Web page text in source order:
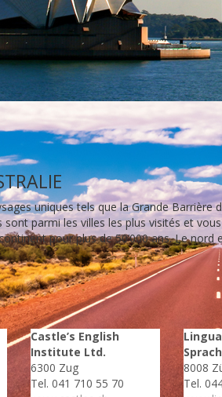
uniques tels que la Grande Barrière
parmi les villes les plus visités et
pour plus de 50’000 ans. Le
Castle’s English
Institute Ltd.
6300 Zug
Tel. 041 710 55 70
8008
Tel.